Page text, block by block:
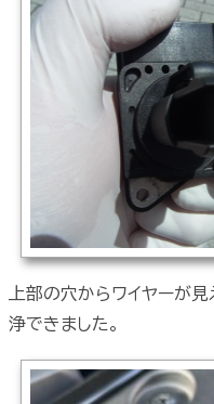
上部の穴からワイヤーが
浄できました。